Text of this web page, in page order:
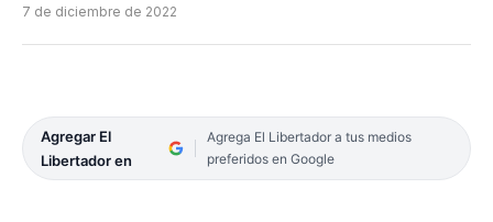
7 de diciembre de 2022
Agregar El
Libertador en
Agrega El Libertador a tus medios
preferidos en Google